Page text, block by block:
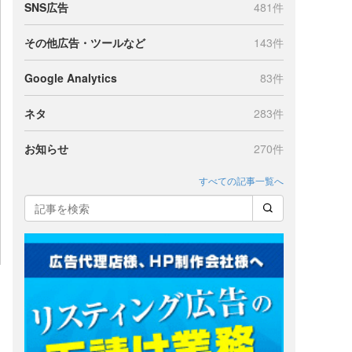
SNS広告 481件
その他広告・ツールなど 143件
Google Analytics 83件
ネタ 283件
お知らせ 270件
すべての記事一覧へ